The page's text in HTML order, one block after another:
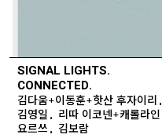
SIGNAL LIGHTS.
CONNECTED.
김다움+이동훈+핫산 후자이리,
김영일, 리따 이코넨+캐롤라인
요르쓰, 김보람